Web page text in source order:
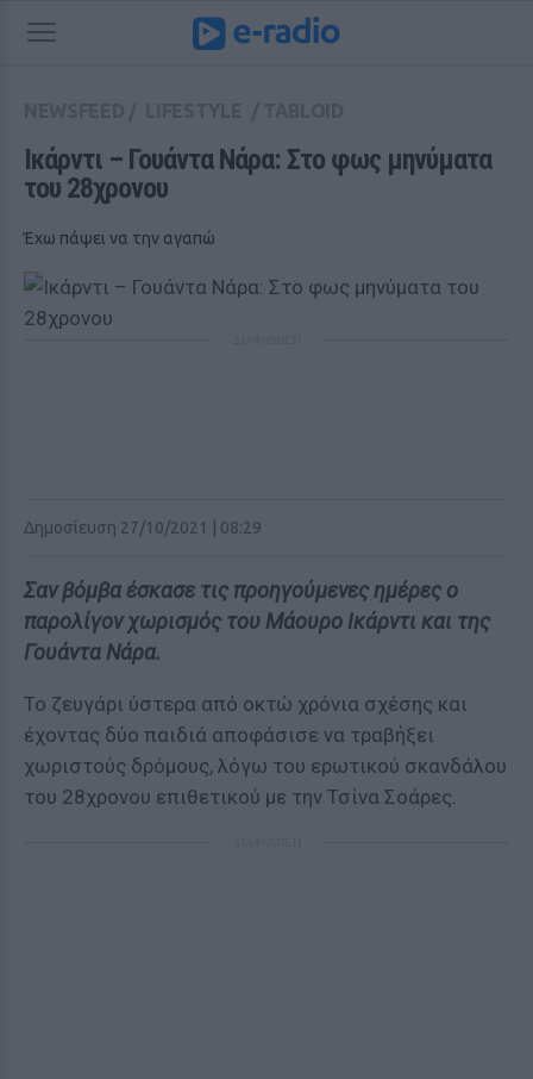
Ικάρντι – Γουάντα Νάρα: Στο φως μηνύματα
του 28χρονου
Έχω πάψει να την αγαπώ
Δημοσίευση 27/10/2021 | 08:29
Σαν βόμβα έσκασε τις προηγούμενες ημέρες ο
παρολίγον χωρισμός του Μάουρο Ικάρντι και της
Γουάντα Νάρα.
Το ζευγάρι ύστερα από οκτώ χρόνια σχέσης και
έχοντας δύο παιδιά αποφάσισε να τραβήξει
χωριστούς δρόμους, λόγω του ερωτικού σκανδάλου
του 28χρονου επιθετικού με την Τσίνα Σοάρες.